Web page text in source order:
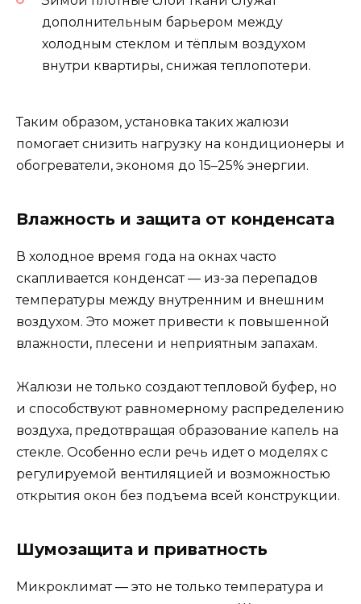
дополнительным барьером между
холодным стеклом и тёплым воздухом
внутри квартиры, снижая теплопотери.
Таким образом, установка таких жалюзи
помогает снизить нагрузку на кондиционеры и
обогреватели, экономя до 15–25% энергии.
Влажность и защита от конденсата
В холодное время года на окнах часто
скапливается конденсат — из-за перепадов
температуры между внутренним и внешним
воздухом. Это может привести к повышенной
влажности, плесени и неприятным запахам.
Жалюзи не только создают тепловой буфер, но
и способствуют равномерному распределению
воздуха, предотвращая образование капель на
стекле. Особенно если речь идет о моделях с
регулируемой вентиляцией и возможностью
открытия окон без подъема всей конструкции.
Шумозащита и приватность
Микроклимат — это не только температура и